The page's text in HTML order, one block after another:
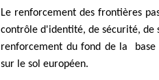
Le renforcement des frontières
contrôle d'identité, de sécurité, de
renforcement du fond de la base
sur le sol européen.